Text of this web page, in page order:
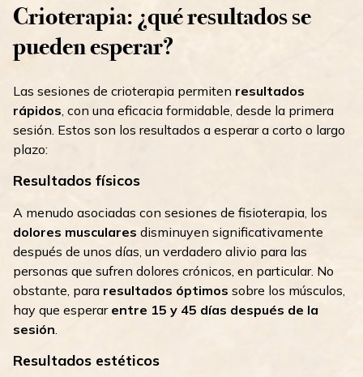
Crioterapia: ¿qué resultados se
pueden esperar?
Las sesiones de crioterapia permiten resultados
rápidos , con una eficacia formidable, desde la primera
sesión. Estos son los resultados a esperar a corto o largo
plazo:
Resultados físicos
A menudo asociadas con sesiones de fisioterapia, los
dolores musculares disminuyen significativamente
después de unos días, un verdadero alivio para las
personas que sufren dolores crónicos, en particular. No
obstante, para resultados óptimos sobre los músculos,
hay que esperar entre 15 y 45 días después de la
sesión
Resultados estéticos